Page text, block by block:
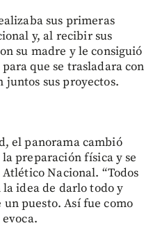
sus primeras
y, al recibir sus
su madre y le consiguió
que se trasladara con
sus proyectos.
el panorama cambió
preparación física y se
Nacional. “Todos
idea de darlo todo y
puesto. Así fue como